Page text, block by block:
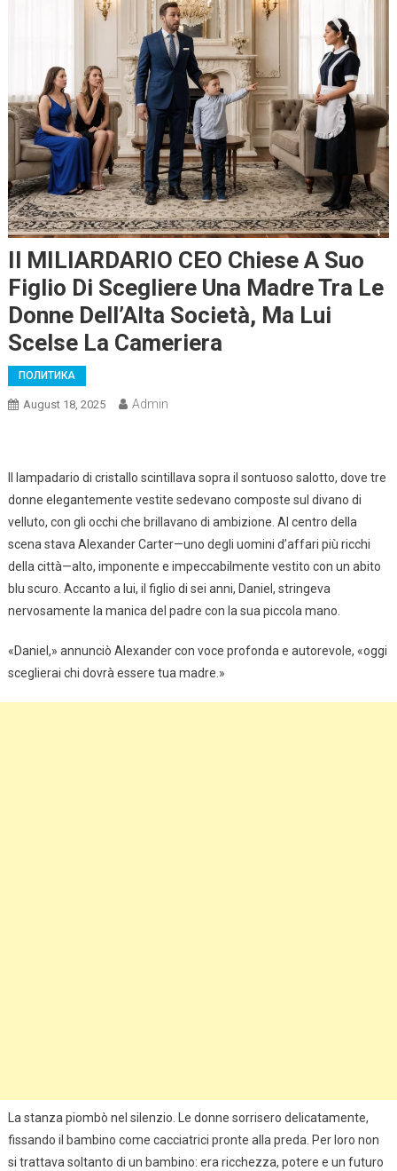
Il MILIARDARIO CEO Chiese A Suo
Figlio Di Scegliere Una Madre Tra Le
Donne Dell’Alta Società, Ma Lui
Scelse La Cameriera
ПОЛИТИКА
August 18, 2025 Admin
Il lampadario di cristallo scintillava sopra il sontuoso salotto, dove tre
donne elegantemente vestite sedevano composte sul divano di
velluto, con gli occhi che brillavano di ambizione. Al centro della
scena stava Alexander Carter—uno degli uomini d’affari più ricchi
della città—alto, imponente e impeccabilmente vestito con un abito
blu scuro. Accanto a lui, il figlio di sei anni, Daniel, stringeva
nervosamente la manica del padre con la sua piccola mano.
«Daniel,» annunciò Alexander con voce profonda e autorevole, «oggi
sceglierai chi dovrà essere tua madre.»
La stanza piombò nel silenzio. Le donne sorrisero delicatamente,
fissando il bambino come cacciatrici pronte alla preda. Per loro non
si trattava soltanto di un bambino: era ricchezza, potere e un futuro